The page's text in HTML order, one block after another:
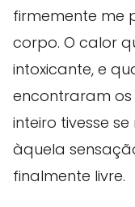
firmemente me
corpo. O calor
intoxicante, e
encontraram os
inteiro tivesse
àquela
finalmente livre.